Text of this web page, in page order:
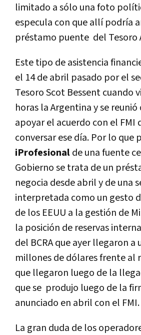
limitado a sólo una foto
especula con que allí podría
préstamo puente del Tesoro
Este tipo de asistencia
el 14 de abril pasado por el
Tesoro Scot Bessent cuando
horas la Argentina y se
apoyar el acuerdo con el FMI
conversar ese día. Por lo que
iProfesionalde una fuente
Gobierno se trata de un
negocia desde abril y de una
interpretada como un gesto
de los EEUU a la gestión de
la posición de reservas
del BCRA que ayer llegaron a
millones de dólares frente al
que llegaron luego de la
que se produjo luego de la
anunciado en abril con el FMI.
La gran duda de los